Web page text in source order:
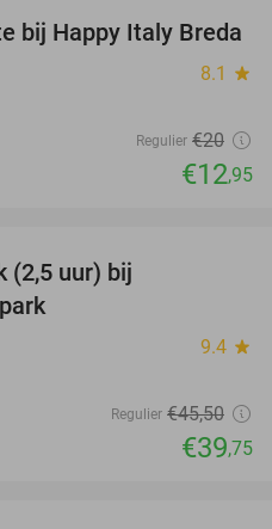
35%
bij Happy Italy Breda
8.1 star
Regulier €20
€12,95
(2,5 uur) bij
9.4 star
Regulier €45,50
€39,75